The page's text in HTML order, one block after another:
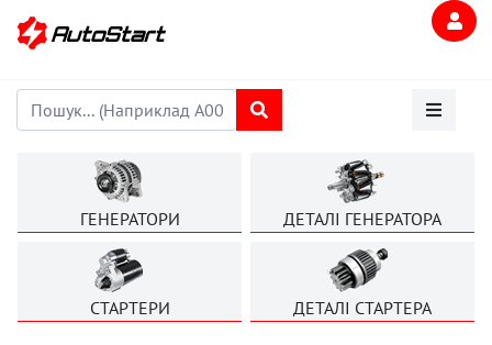
ГЕНЕРАТОРИ ДЕТАЛІ ГЕНЕРАТОРА
СТАРТЕРИ ДЕТАЛІ СТАРТЕРА